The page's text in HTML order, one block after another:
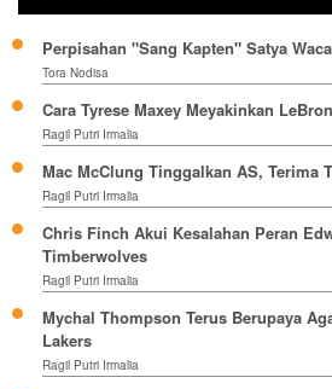
Perpisahan "Sang Kapten" Satya
Tora Nodisa
Cara Tyrese Maxey Meyakinkan
Ragil Putri Irmalia
Mac McClung Tinggalkan AS, Terima
Ragil Putri Irmalia
Chris Finch Akui Kesalahan Peran
Timberwolves
Ragil Putri Irmalia
Mychal Thompson Terus Berupaya
Lakers
Ragil Putri Irmalia